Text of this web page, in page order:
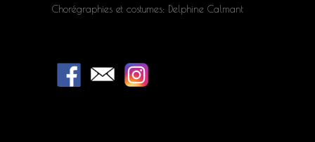
Chorégraphies et costumes: Delphine Calmant